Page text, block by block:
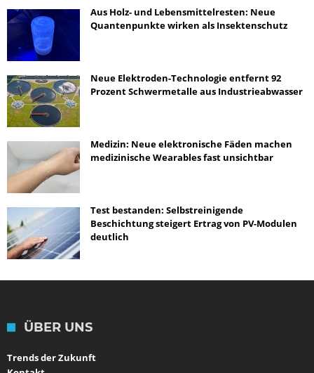
Aus Holz- und Lebensmittelresten: Neue
Quantenpunkte wirken als Insektenschutz
Neue Elektroden-Technologie entfernt 92
Prozent Schwermetalle aus Industrieabwasser
Medizin: Neue elektronische Fäden machen
medizinische Wearables fast unsichtbar
Test bestanden: Selbstreinigende
Beschichtung steigert Ertrag von PV-Modulen
deutlich
ÜBER UNS
Trends der Zukunft